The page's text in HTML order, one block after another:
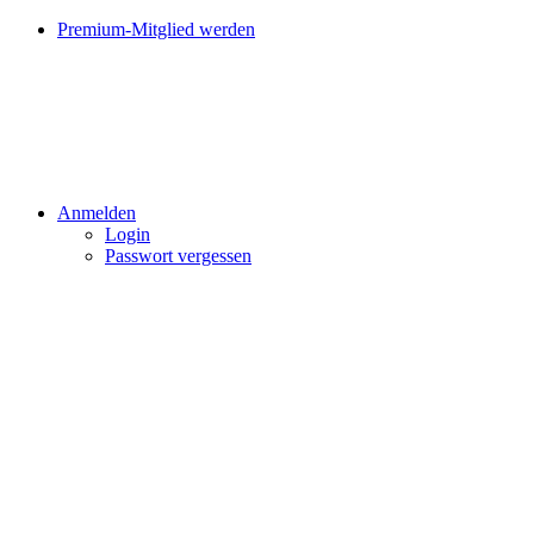
Premium-Mitglied werden
Anmelden
Login
Passwort vergessen